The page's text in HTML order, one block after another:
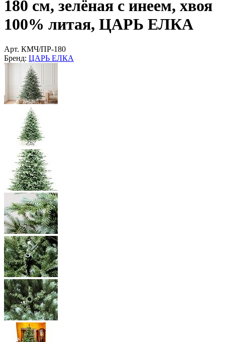
180 см, зелёная с инеем, хвоя
100% литая, ЦАРЬ ЕЛКА
Арт. КМЧ/ПР-180
Бренд: ЦАРЬ ЕЛКА